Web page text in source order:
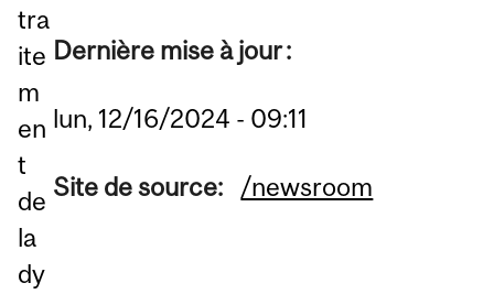
tra
ite
m
en
t
de
la
dy
Dernière mise à jour :
lun, 12/16/2024 - 09:11
Site de source: /newsroom